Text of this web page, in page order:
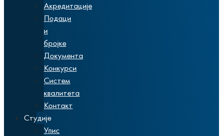
Акредитације
Подаци
и
бројке
Документа
Конкурси
Систем
квалитета
Контакт
Студије
Упис